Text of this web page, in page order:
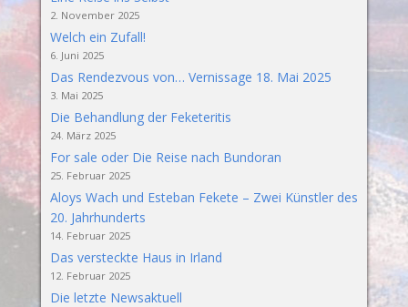
2. November 2025
Welch ein Zufall!
6. Juni 2025
Das Rendezvous von… Vernissage 18. Mai 2025
3. Mai 2025
Die Behandlung der Feketeritis
24. März 2025
For sale oder Die Reise nach Bundoran
25. Februar 2025
Aloys Wach und Esteban Fekete – Zwei Künstler des
20. Jahrhunderts
14. Februar 2025
Das versteckte Haus in Irland
12. Februar 2025
Die letzte Newsaktuell